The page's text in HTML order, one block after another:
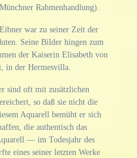
Rahmenhandlung).
war zu seiner Zeit der
Seine Bilder hingen zum
der Kaiserin Elisabeth von
in der Hermesvilla.
sind oft mit zusätzlichen
so daß sie nicht die
Aquarell bemüht er sich
die authentisch das
— im Todesjahr des
eines seiner letzten Werke